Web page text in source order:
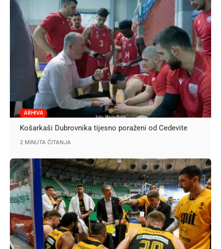
ARHIVA
Košarkaši Dubrovnika tijesno poraženi od Cedevite
2 MINUTA ČITANJA